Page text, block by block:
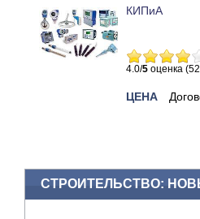
КИПиА
4.0/5 оценка
ЦЕНА
СТРОИТЕЛЬСТВО: